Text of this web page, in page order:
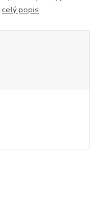
celý popis